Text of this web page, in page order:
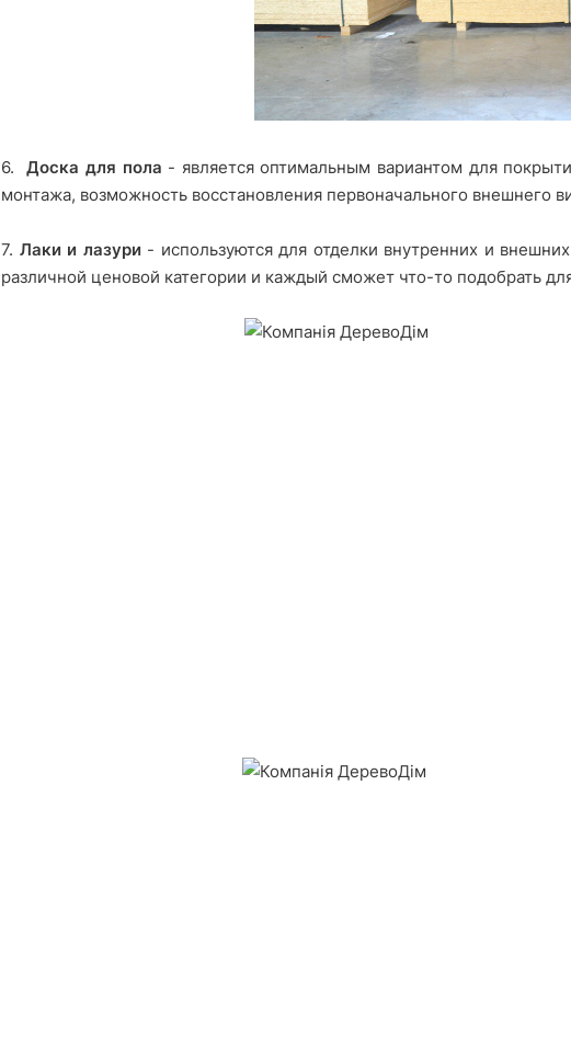
6. Доска для пола - является оптимальным вариантом для
монтажа, возможность восстановления первоначального внешнего
7. Лаки и лазури - используются для отделки внутренних и
различной ценовой категории и каждый сможет что-то подобрать